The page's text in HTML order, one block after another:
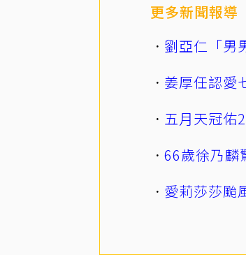
更多新聞報導
劉亞仁「男
姜厚任認愛
五月天冠佑
66歲徐乃
愛莉莎莎颱